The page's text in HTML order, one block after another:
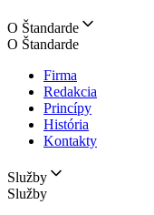
O Štandarde
O Štandarde
Firma
Redakcia
Princípy
História
Kontakty
Služby
Služby